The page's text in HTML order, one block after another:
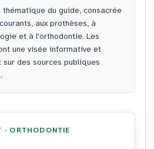
thématique du guide, consacrée
aux prothèses, à
et à l'orthodontie. Les
une visée informative et
sur des sources publiques
· ORTHODONTIE